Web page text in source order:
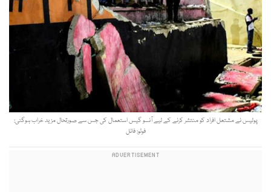
پولیس نے مشتعل افراد کو منتشر کرنے کے لیے آنسو گیس استعمال کی جس سے صورتحال مزید خراب ہوگئی:
فوٹو: فائل